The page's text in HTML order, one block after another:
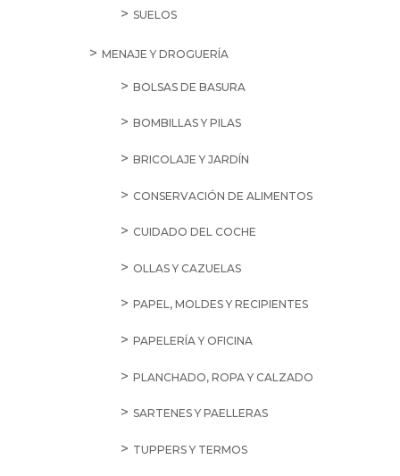
SUELOS
MENAJE Y DROGUERÍA
BOLSAS DE BASURA
BOMBILLAS Y PILAS
BRICOLAJE Y JARDÍN
CONSERVACIÓN DE ALIMENTOS
CUIDADO DEL COCHE
OLLAS Y CAZUELAS
PAPEL, MOLDES Y RECIPIENTES
PAPELERÍA Y OFICINA
PLANCHADO, ROPA Y CALZADO
SARTENES Y PAELLERAS
TUPPERS Y TERMOS